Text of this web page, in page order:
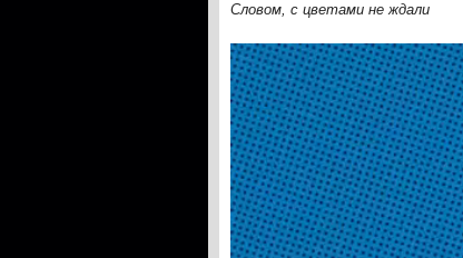
Словом, с цветами не ждали
Видеоплеер